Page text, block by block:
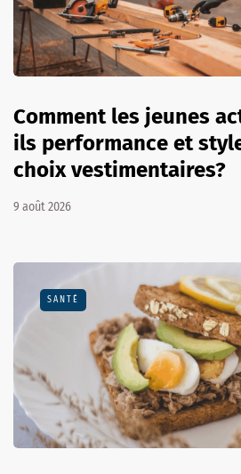
Comment les jeunes
ils performance et
choix vestimentaires?
9 août 2026
SANTÉ